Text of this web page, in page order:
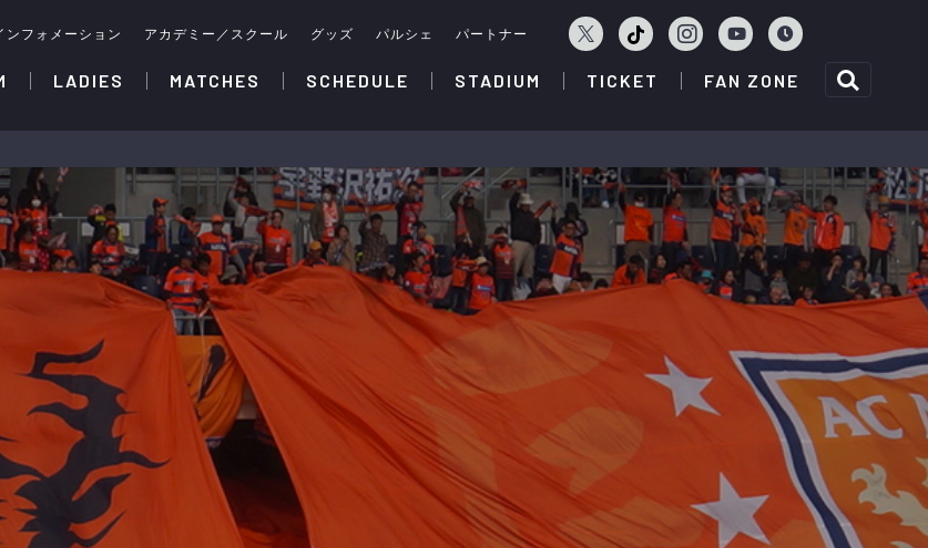
ンフォメーション アカデミー／スクール グッズ パルシェ パートナー
LADIES MATCHES SCHEDULE STADIUM TICKET FAN ZONE